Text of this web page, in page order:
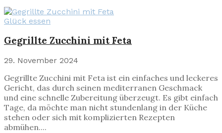
Glück essen
Gegrillte Zucchini mit Feta
29. November 2024
Gegrillte Zucchini mit Feta ist ein einfaches und leckeres
Gericht, das durch seinen mediterranen Geschmack
und eine schnelle Zubereitung überzeugt. Es gibt einfach
Tage, da möchte man nicht stundenlang in der Küche
stehen oder sich mit komplizierten Rezepten
abmühen....